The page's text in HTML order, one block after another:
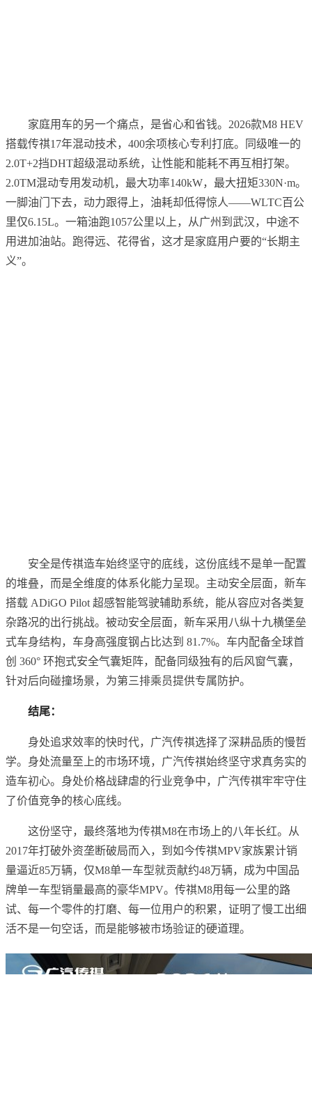
家庭用车的另一个痛点，是省心和省钱。2026款M8 HEV
搭载传祺17年混动技术，400余项核心专利打底。同级唯一的
2.0T+2挡DHT超级混动系统，让性能和能耗不再互相打架。
2.0TM混动专用发动机，最大功率140kW，最大扭矩330N·m。
一脚油门下去，动力跟得上，油耗却低得惊人——WLTC百公
里仅6.15L。一箱油跑1057公里以上，从广州到武汉，中途不
用进加油站。跑得远、花得省，这才是家庭用户要的“长期主
义”。
安全是传祺造车始终坚守的底线，这份底线不是单一配置
的堆叠，而是全维度的体系化能力呈现。主动安全层面，新车
搭载 ADiGO Pilot 超感智能驾驶辅助系统，能从容应对各类复
杂路况的出行挑战。被动安全层面，新车采用八纵十九横堡垒
式车身结构，车身高强度钢占比达到 81.7%。车内配备全球首
创 360° 环抱式安全气囊矩阵，配备同级独有的后风窗气囊，
针对后向碰撞场景，为第三排乘员提供专属防护。
结尾：
身处追求效率的快时代，广汽传祺选择了深耕品质的慢哲
学。身处流量至上的市场环境，广汽传祺始终坚守求真务实的
造车初心。身处价格战肆虐的行业竞争中，广汽传祺牢牢守住
了价值竞争的核心底线。
这份坚守，最终落地为传祺M8在市场上的八年长红。从
2017年打破外资垄断破局而入，到如今传祺MPV家族累计销
量逼近85万辆，仅M8单一车型就贡献约48万辆，成为中国品
牌单一车型销量最高的豪华MPV。传祺M8用每一公里的路
试、每一个零件的打磨、每一位用户的积累，证明了慢工出细
活不是一句空话，而是能够被市场验证的硬道理。